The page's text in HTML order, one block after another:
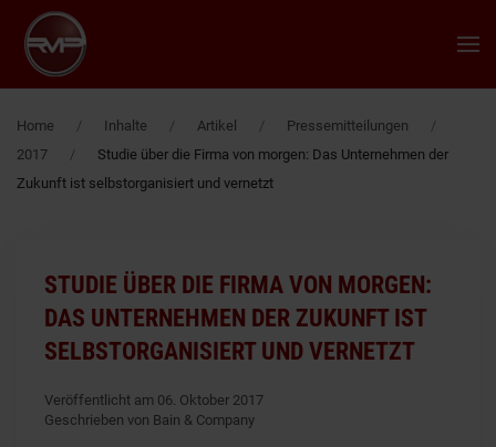
Zum Hauptinhalt springen
Home Inhalte Artikel
Pressemitteilungen
2017
Studie über die Firma von morgen: Das Unternehmen der
Zukunft ist selbstorganisiert und vernetzt
STUDIE ÜBER DIE FIRMA VON MORGEN:
DAS UNTERNEHMEN DER ZUKUNFT IST
SELBSTORGANISIERT UND VERNETZT
Veröffentlicht am 06. Oktober 2017
Geschrieben von Bain & Company